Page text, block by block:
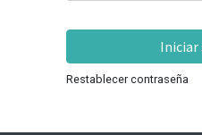
Iniciar
Restablecer contraseña